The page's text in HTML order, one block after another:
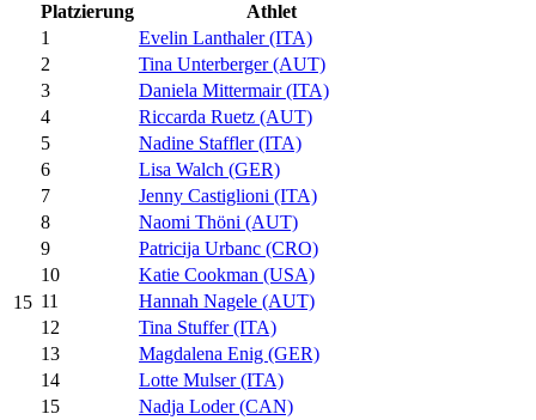
15
Platzierung
Athlet
1
Evelin Lanthaler (ITA)
2
Tina Unterberger (AUT)
3
Daniela Mittermair (ITA)
4
Riccarda Ruetz (AUT)
5
Nadine Staffler (ITA)
6
Lisa Walch (GER)
7
Jenny Castiglioni (ITA)
8
Naomi Thöni (AUT)
9
Patricija Urbanc (CRO)
10
Katie Cookman (USA)
11
Hannah Nagele (AUT)
12
Tina Stuffer (ITA)
13
Magdalena Enig (GER)
14
Lotte Mulser (ITA)
15
Nadja Loder (CAN)